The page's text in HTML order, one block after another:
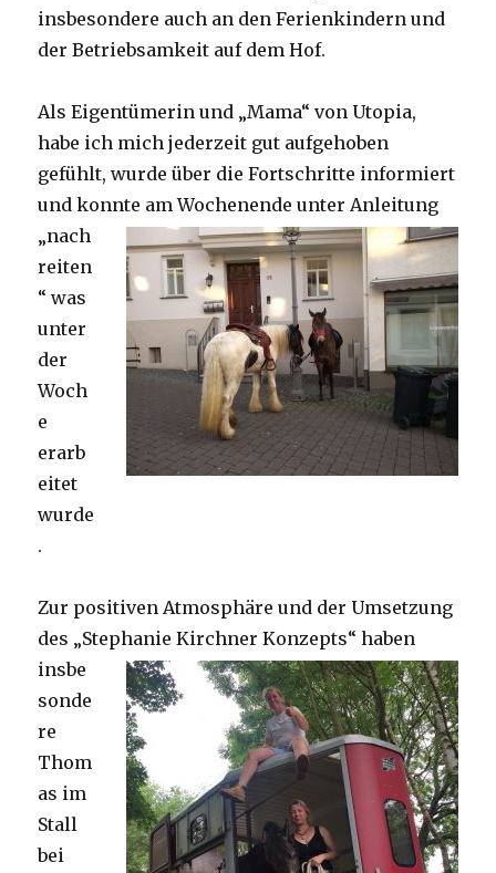
insbesondere auch an den Ferienkindern und
der Betriebsamkeit auf dem Hof.
Als Eigentümerin und „Mama“ von Utopia,
habe ich mich jederzeit gut aufgehoben
gefühlt, wurde über die Fortschritte informiert
und konnte amWochenende unter Anleitung
„nach
reiten
“ was
unter
der
Woch
e
erarb
eitet
wurde
.
Zur positiven Atmosphäre und der Umsetzung
des „Stephanie Kirchner Konzepts“ haben
insbe
sonde
re
Thom
as im
Stall
bei